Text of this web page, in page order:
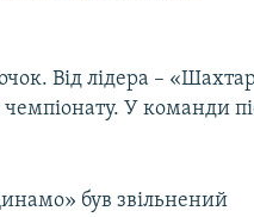
Від лідера –
У команди
був звільнений